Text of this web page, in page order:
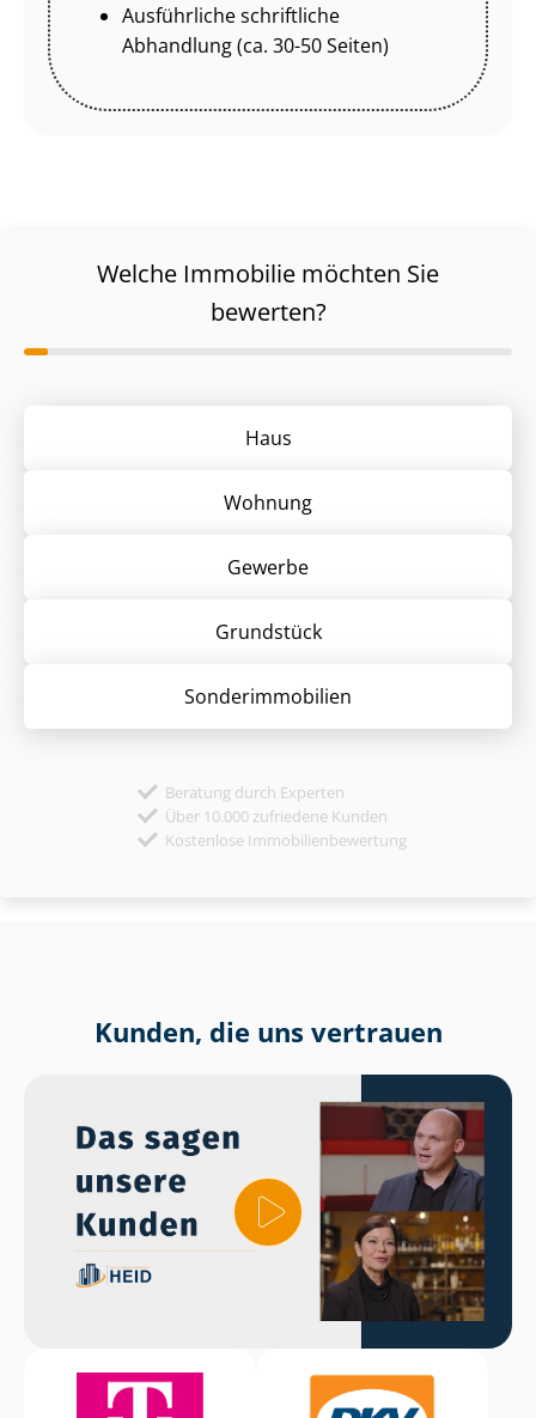
Ausführliche schriftliche
Abhandlung (ca. 30-50 Seiten)
Welche Immobilie möchten Sie
bewerten?
Haus
Wohnung
Gewerbe
Grund­stück
Sonder­immobilien
Beratung durch Experten
Über 10.000 zufriedene Kunden
Kostenlose Immobilienbewertung
Kunden, die uns vertrauen